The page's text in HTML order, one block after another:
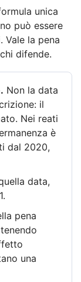
unica
può essere
Vale la pena
difende.
Non la data
il
Nei reati
è
dal 2020,
data,
pena
una